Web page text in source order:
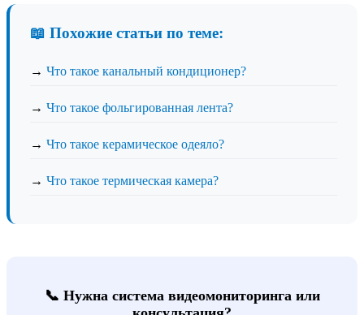
📖 Похожие статьи по теме:
→ Что такое канальный кондиционер?
→ Что такое фольгированная лента?
→ Что такое керамическое одеяло?
→ Что такое термическая камера?
📞 Нужна система видеомониторинга или